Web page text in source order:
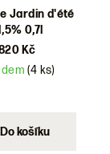
Jardin d'été
0,7l
Kč
(4 ks)
Do košíku